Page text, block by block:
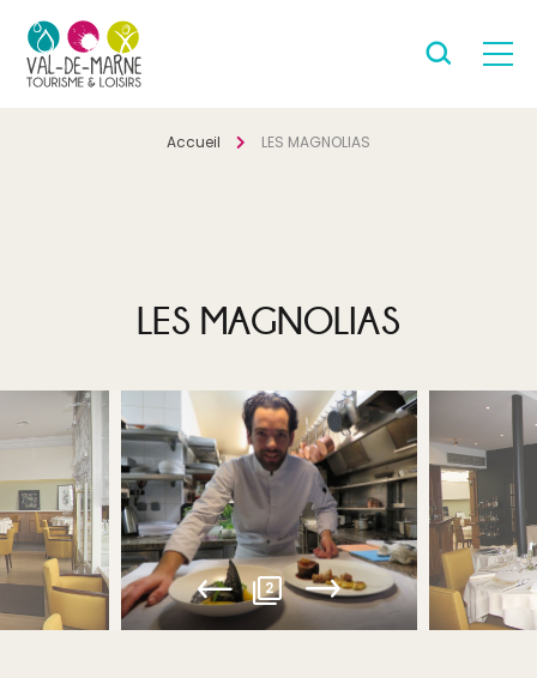
Accueil LES MAGNOLIAS
LES MAGNOLIAS
2